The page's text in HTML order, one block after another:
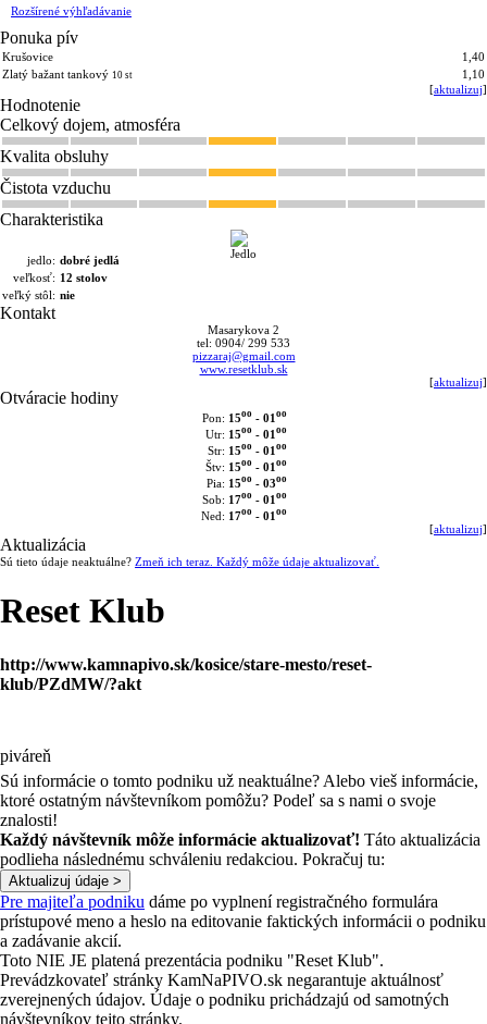
Rozšírené výhľadávanie
Ponuka pív
Krušovice
1,40
Zlatý bažant tankový 10 st
1,10
[aktualizuj]
Hodnotenie
Celkový dojem, atmosféra
Kvalita obsluhy
Čistota vzduchu
Charakteristika
jedlo: dobré jedlá
veľkosť: 12 stolov
veľký stôl: nie
Kontakt
Masarykova 2
tel: 0904/ 299 533
pizzaraj@gmail.com
www.resetklub.sk
[aktualizuj]
Otváracie hodiny
Pon: 15oo- 01 oo
Utr: 15oo- 01 oo
Str: 15oo- 01 oo
Štv: 15oo- 01 oo
Pia: 15oo- 03oo
Sob: 17oo- 01 oo
Ned: 17oo- 01 oo
[aktualizuj]
Aktualizácia
Sú tieto údaje neaktuálne? Zmeň ich teraz. Každý môže údaje aktualizovať.
Reset Klub
http://www.kamnapivo.sk/kosice/stare-mesto/reset-
klub/PZdMW/?akt
piváreň
Sú informácie o tomto podniku už neaktuálne? Alebo vieš informácie,
ktoré ostatným návštevníkom pomôžu? Podeľ sa s nami o svoje
znalosti!
Každý návštevník môže informácie aktualizovať! Táto aktualizácia
podlieha následnému schváleniu redakciou. Pokračuj tu:
Pre majiteľa podniku dáme po vyplnení registračného formulára
prístupové meno a heslo na editovanie faktických informácii o podniku
a zadávanie akcií.
Toto NIE JE platená prezentácia podniku "Reset Klub".
Prevádzkovateľ stránky KamNaPIVO.sk negarantuje aktuálnosť
zverejnených údajov. Údaje o podniku prichádzajú od samotných
návštevníkov tejto stránky.